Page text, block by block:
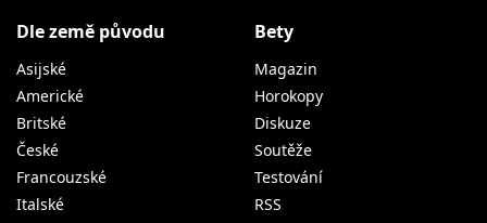
Dle země původu
Asijské
Americké
Britské
České
Francouzské
Italské
Bety
Magazin
Horokopy
Diskuze
Soutěže
Testování
RSS